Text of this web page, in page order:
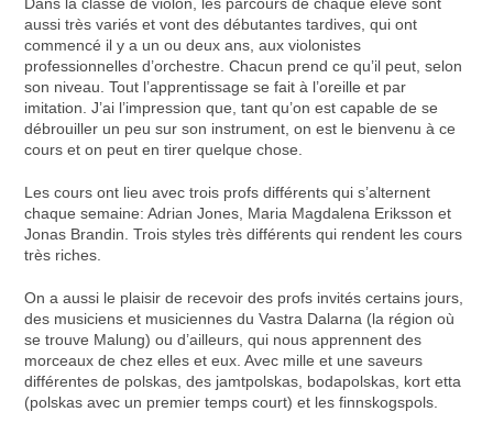
aussi très variés et vont des débutantes tardives, qui ont
commencé il y a un ou deux ans, aux violonistes
professionnelles d’orchestre. Chacun prend ce qu’il peut, selon
son niveau. Tout l’apprentissage se fait à l’oreille et par
imitation. J’ai l’impression que, tant qu’on est capable de se
débrouiller un peu sur son instrument, on est le bienvenu à ce
cours et on peut en tirer quelque chose.
Les cours ont lieu avec trois profs différents qui s’alternent
chaque semaine: Adrian Jones, Maria Magdalena Eriksson et
Jonas Brandin. Trois styles très différents qui rendent les cours
très riches.
On a aussi le plaisir de recevoir des profs invités certains jours,
des musiciens et musiciennes du Vastra Dalarna (la région où
se trouve Malung) ou d’ailleurs, qui nous apprennent des
morceaux de chez elles et eux. Avec mille et une saveurs
différentes de polskas, des jamtpolskas, bodapolskas, kort etta
(polskas avec un premier temps court) et les finnskogspols.